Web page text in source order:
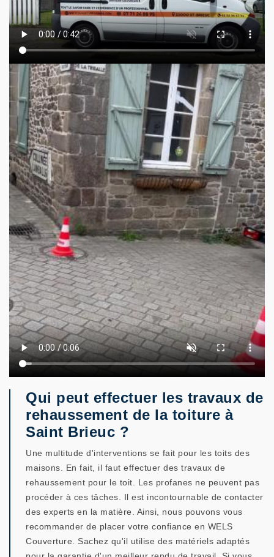
Qui peut effectuer les travaux de
rehaussement de la toiture à
Saint Brieuc ?
Une multitude d'interventions se fait pour les toits des
maisons. En fait, il faut effectuer des travaux de
rehaussement pour le toit. Les profanes ne peuvent pas
procéder à ces tâches. Il est incontournable de contacter
des experts en la matière. Ainsi, nous pouvons vous
recommander de placer votre confiance en WELS
Couverture. Sachez qu'il utilise des matériels adaptés